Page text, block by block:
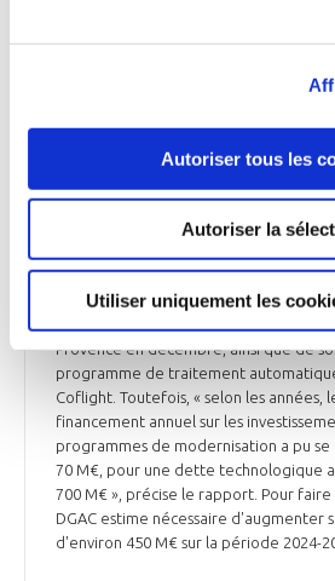
Autoriser tous les
Autoriser la
Utiliser uniquement les
niveau
La commission des Finances du Sénat
modernisation des services de la
(DSNA). Malgré plusieurs avancées, la
coûteuse que prévu, du fait du retard
erreurs commises durant la
modernisation ont été franchies, avec
en service du système de gestion du
les centres de contrôle de Reims en
Provence en décembre, ainsi que de
programme de traitement
Coflight. Toutefois, « selon les années,
financement annuel sur les
programmes de modernisation a pu
70 M€, pour une dette technologique
700 M€ », précise le rapport. Pour faire
DGAC estime nécessaire d'augmenter
d'environ 450 M€ sur la période 2024-